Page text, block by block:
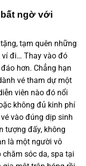
ngờ với
tạm quên những
ví đi… Thay vào đó
hơn. Chẳng hạn
vé tham dự một
viên nào đó nổi
không đủ kinh phí
vào đúng dịp sinh
tượng đấy, không
là một người vô
sóc da, spa tại